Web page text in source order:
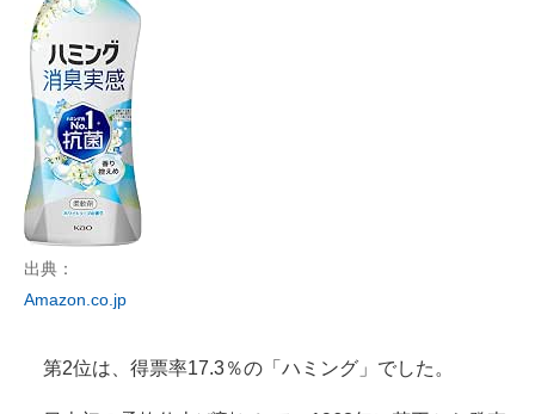
出典：
Amazon.co.jp
第2位は、得票率17.3％の「ハミング」でした。